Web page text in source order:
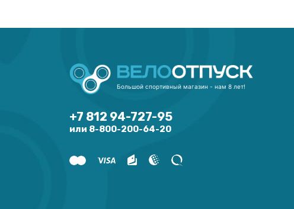
Большой спортивный магазин - нам 8 лет!
+7 812 94-727-95
или 8-800-200-64-20